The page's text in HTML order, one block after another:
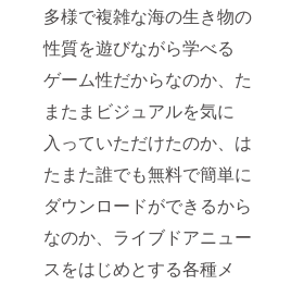
多様で複雑な海の生き物の
性質を遊びながら学べる
ゲーム性だからなのか、た
またまビジュアルを気に
入っていただけたのか、は
たまた誰でも無料で簡単に
ダウンロードができるから
なのか、ライブドアニュー
スをはじめとする各種メ